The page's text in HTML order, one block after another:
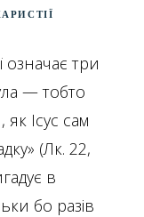
означає три
— тобто
Ісус сам
(Лк. 22,
в
бо разів